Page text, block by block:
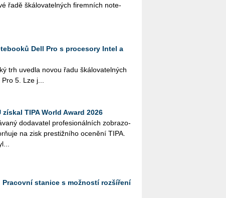
řadě šká­lo­va­tel­ných fi­rem­ních no­te­
Dell Pro s procesory Intel a
trh uved­la novou řadu šká­lo­va­tel­ných
5. Lze j...
TIPA World Award 2026
do­da­va­tel pro­fe­si­o­nál­ních zob­ra­zo­
na zisk pres­tiž­ní­ho oce­ně­ní TIPA.
Pracovní stanice s možností rozšíření